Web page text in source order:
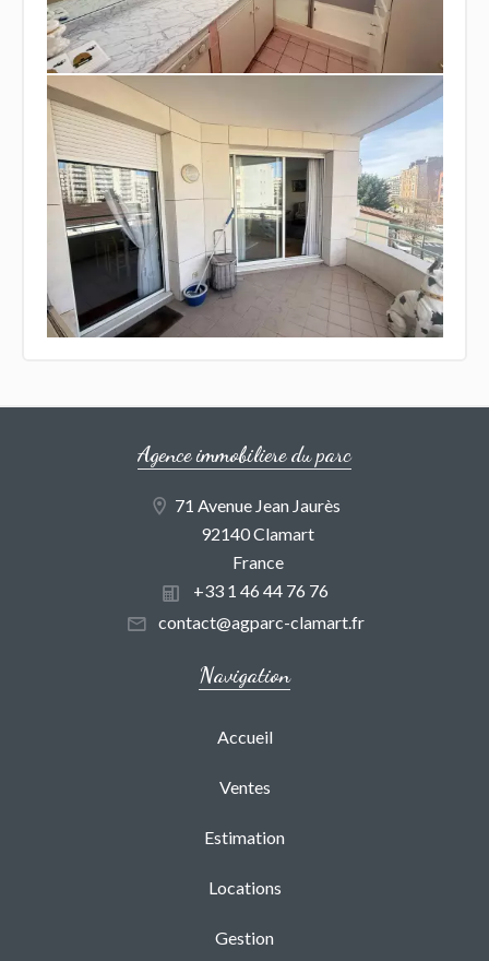
Agence immobiliere du parc
71 Avenue Jean Jaurès
92140 Clamart
France
+33 1 46 44 76 76
contact@agparc-clamart.fr
Navigation
Accueil
Ventes
Estimation
Locations
Gestion